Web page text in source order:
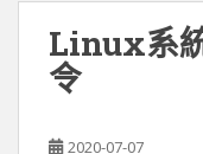
Linux系
令
2020-07-07